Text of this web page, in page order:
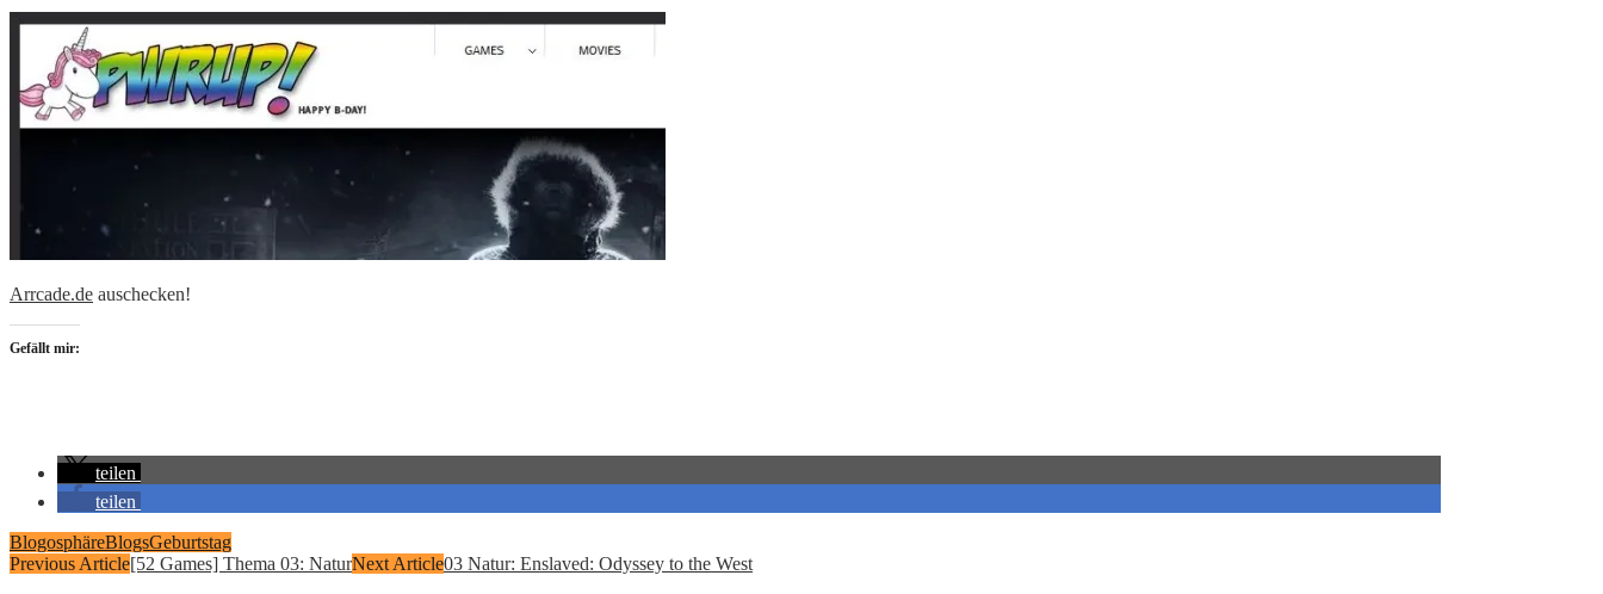
Arrcade.de auschecken!
Gefällt mir:
teilen
teilen
BlogosphäreBlogsGeburtstag
Previous Article[52 Games] Thema 03: NaturNext Article03 Natur: Enslaved: Odyssey to the West